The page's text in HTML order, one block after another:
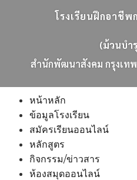
โรงเรียนฝึกอาชี
(ม้วนบำ
สนกพฒนาสงคม กรงเทพ
หน้าหลัก
ข้อมูลโรงเรียน
สมัครเรียนออนไลน์
หลักสูตร
กิจกรรม/ข่าวสาร
ห้องสมุดออนไลน์